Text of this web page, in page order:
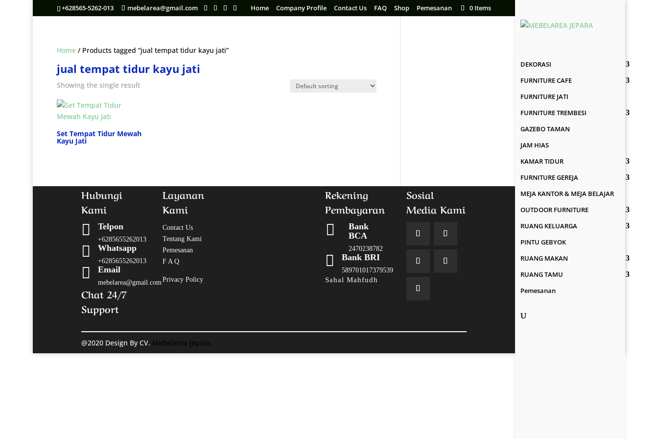
+628565-5262-013 mebelarea@gmail.com Home Company Profile Contact Us FAQ Shop Pemesanan 0 Items
DEKORASI
FURNITURE CAFE
FURNITURE JATI
FURNITURE TREMBESI
GAZEBO TAMAN
JAM HIAS
KAMAR TIDUR
FURNITURE GEREJA
MEJA KANTOR & MEJA BELAJAR
OUTDOOR FURNITURE
RUANG KELUARGA
PINTU GEBYOK
RUANG MAKAN
RUANG TAMU
Pemesanan
Home / Products tagged “jual tempat tidur kayu jati”
jual tempat tidur kayu jati
Showing the single result
Set Tempat Tidur Mewah
Kayu Jati
Hubungi
Kami
 Telpon
+6285655262013
 Whatsapp
+6285655262013
 Email
mebelarea@gmail.com
Chat 24/7
Support
Layanan
Kami
Contact Us
Tentang Kami
Pemesanan
F A Q
Privacy Policy
Rekening
Pembayaran

Bank
BCA
2470238782
 Bank BRI
589701017379539
Sahal Mahfudh
Sosial
Media Kami
@2020 Design By CV. Mebelarea Jepara